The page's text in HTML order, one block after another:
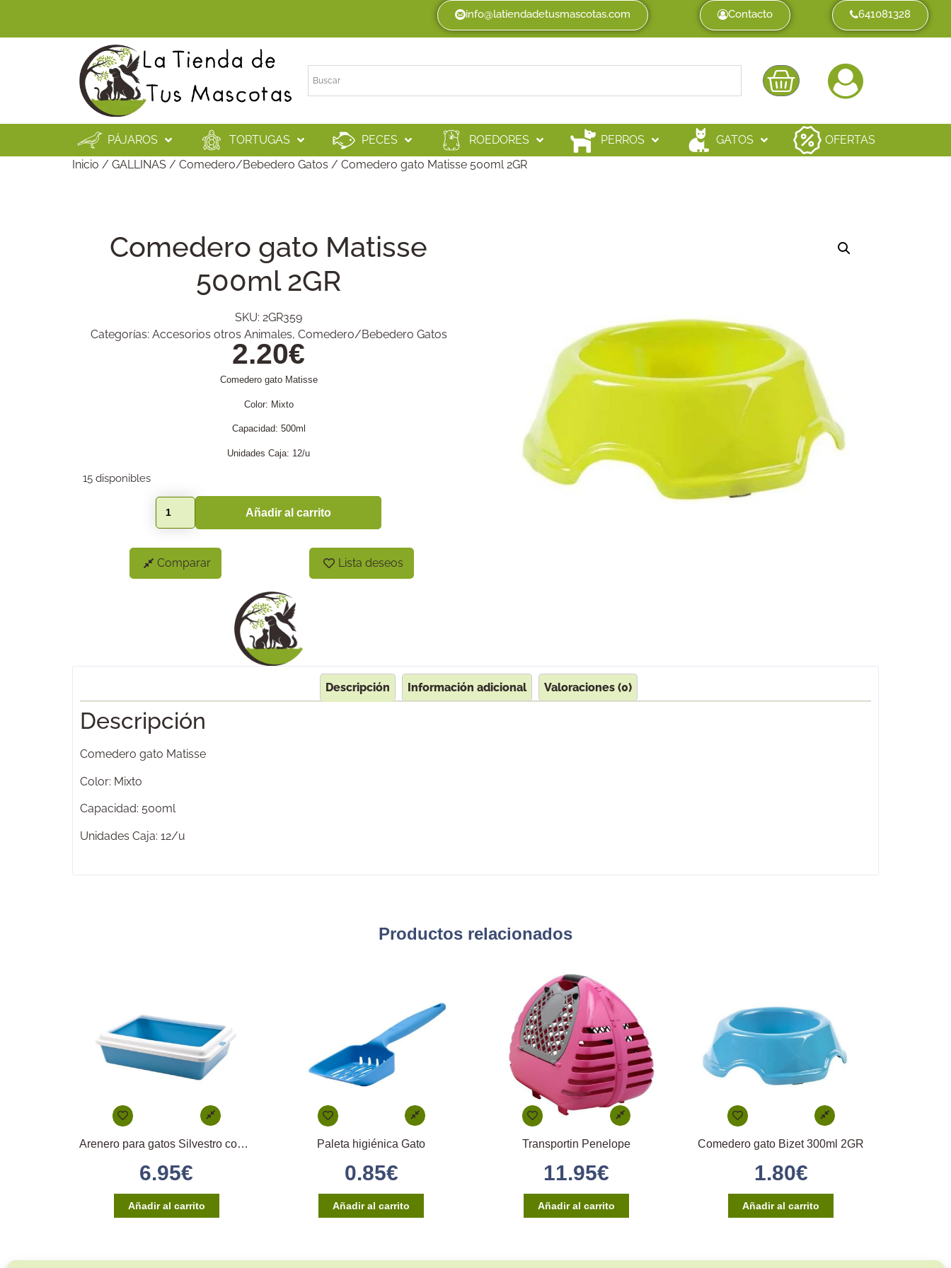
info@latiendadetusmascotas.com Contacto 641081328
PÁJAROS TORTUGAS PECES ROEDORES PERROS GATOS
OFERTAS
Inicio / GALLINAS / Comedero/Bebedero Gatos / Comedero gato Matisse 500ml 2GR
Comedero gato Matisse
500ml 2GR
SKU: 2GR359
Categorías: Accesorios otros Animales, Comedero/Bebedero Gatos
2.20€
Comedero gato Matisse
Color: Mixto
Capacidad: 500ml
Unidades Caja: 12/u
15 disponibles
Añadir al carrito
Comparar Lista deseos
Descripción Información adicional Valoraciones (0)
Descripción
Comedero gato Matisse
Color: Mixto
Capacidad: 500ml
Unidades Caja: 12/u
Productos relacionados
Arenero para gatos Silvestro completo
6.95€
Añadir al carrito
Paleta higiénica Gato
0.85€
Añadir al carrito
Transportin Penelope
11.95€
Añadir al carrito
Comedero gato Bizet 300ml 2GR
1.80€
Añadir al carrito